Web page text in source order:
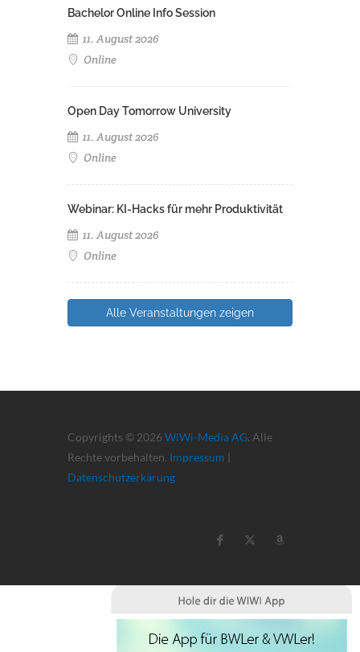
Bachelor Online Info Session
11. August 2026
Online
Open Day Tomorrow University
11. August 2026
Online
Webinar: KI-Hacks für mehr Produktivität
11. August 2026
Online
Alle Veranstaltungen zeigen
Copyrights © 2026 WiWi-Media AG. Alle
Rechte vorbehalten. Impressum |
Datenschutzerkärung